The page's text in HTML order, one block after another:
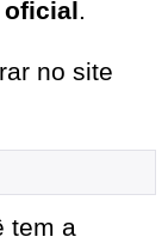
oficial.
no site
tem a